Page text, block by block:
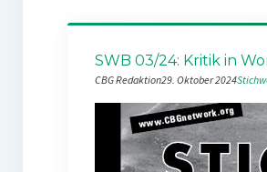
SWB 03/24: Kritik in
CBG Redaktion29. Oktober 2024